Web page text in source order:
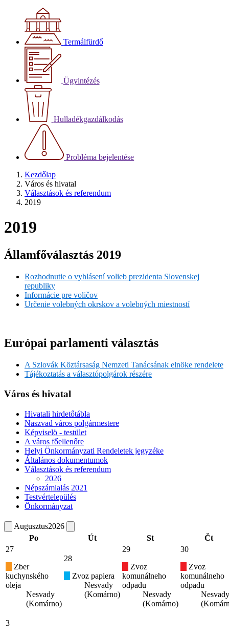
Termálfürdő
Ügyintézés
Hulladékgazdálkodás
Probléma bejelentése
Kezdőlap
Város és hivatal
Választások és referendum
2019
2019
Államfőválasztás 2019
Rozhodnutie o vyhlásení volieb prezidenta Slovenskej
republiky
Informácie pre voličov
Určenie volebných okrskov a volebných miestností
Európai parlamenti választás
A Szlovák Köztársaság Nemzeti Tanácsának elnöke rendelete
Tájékoztatás a választópolgárok részére
Város és hivatal
Hivatali hirdetőtábla
Naszvad város polgármestere
Képviselö - testület
A város főellenőre
Helyi Önkormányzati Rendeletek jegyzéke
Általános dokumentumok
Választások és referendum
2026
Népszámlalás 2021
Testvértelepülés
Önkormányzat
Augusztus2026
Po
Út St
Čt
27
Zber
kuchynského
oleja
Nesvady
(Komárno)
28
Zvoz papiera
Nesvady
(Komárno)
29
Zvoz
komunálneho
odpadu
Nesvady
(Komárno)
30
Zvoz
komunálneho
odpadu
Nesvady
3